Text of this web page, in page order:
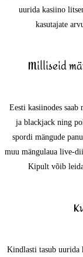
uurida kasiino
kasutajate
Milliseid
Eesti kasiinodes
ja blackjack ning
spordi mängude
muu mängulaua live-
Kipult võib
Kindlasti tasub uurida